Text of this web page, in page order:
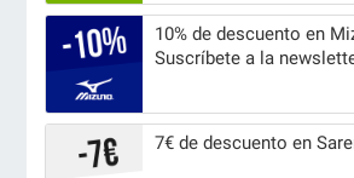
10% de descuento en
Suscríbete a la
7€ de descuento en